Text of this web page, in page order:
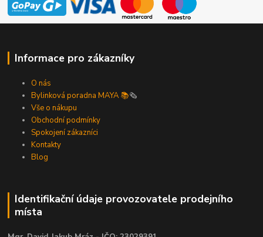
Informace pro zákazníky
O nás
Bylinková poradna MAYA 📚🗞️
Vše o nákupu
Obchodní podmínky
Spokojení zákazníci
Kontakty
Blog
Identifikační údaje provozovatele prodejního
místa